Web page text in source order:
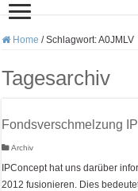
Home / Schlagwort:A0JMLV
Tagesarchiv
Fondsverschmelzung
Archiv
IPConcept hat uns darüber
2012 fusionieren. Dies